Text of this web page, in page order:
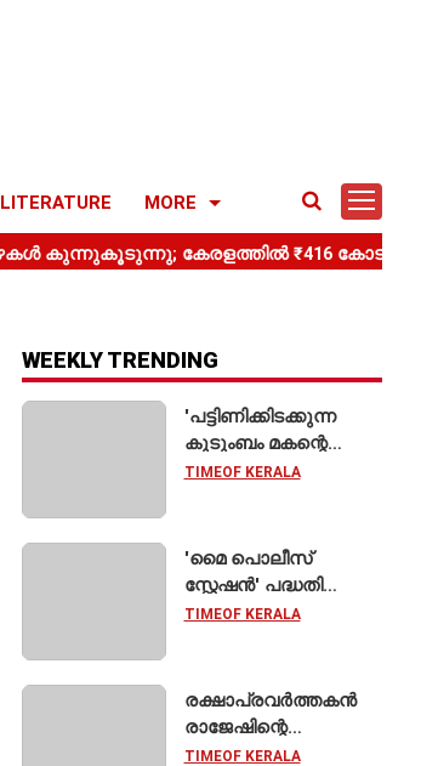
LITERATURE MORE
WEEKLY TRENDING
'പട്ടിണിക്കിടക്കുന്ന
കുടുംബം മകന്റെ
വിവാഹത്തിന് ഷാരൂഖ്
TIMEOF KERALA
'മൈ പൊലീസ്
സ്റ്റേഷൻ' പദ്ധതി
ഓഗസ്റ്റ് 15 മുതൽ;
സ്റ്റേഷനുകളുടെയും
ചുമതല
എസ്‌ഐമാർക്ക്
TIMEOF KERALA
രക്ഷാപ്രവർത്തകൻ
രാജേഷിന്റെ
മൃതദേഹത്തോട്
TIMEOF KERALA